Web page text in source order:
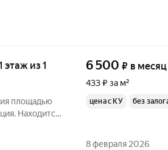
этаж из 1
площадью
Находится
в
6 500 ₽ в месяц
433 ₽ за м²
цена с КУ без
8 февраля 2026